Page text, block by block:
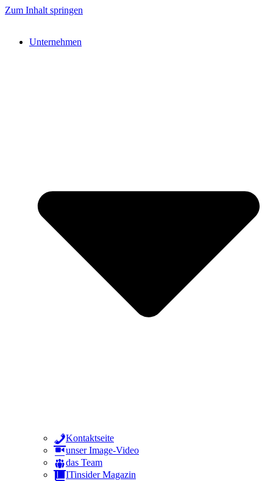
Zum Inhalt springen
Unternehmen
Kontaktseite
unser Image-Video
das Team
ITinsider Magazin